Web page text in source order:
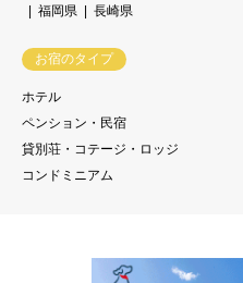
福岡県
長崎県
お宿のタイプ
ホテル
ペンション・民宿
貸別荘・コテージ・ロッジ
コンドミニアム